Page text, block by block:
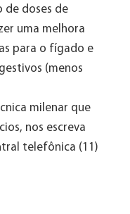
de doses de
uma melhora
para o fígado e
(menos
milenar que
nos escreva
telefônica (11)